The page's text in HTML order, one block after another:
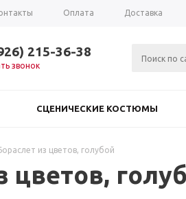
Оплата Доставка
215-36-38
звонок
СЦЕНИЧЕСКИЕ КОСТЮМЫ
из цветов, голубой
цветов,